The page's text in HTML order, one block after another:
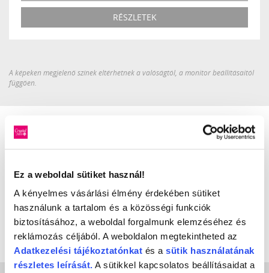
Ez a weboldal sütiket használ!
A kényelmes vásárlási élmény érdekében sütiket
használunk a tartalom és a közösségi funkciók
biztosításához, a weboldal forgalmunk elemzéséhez és
reklámozás céljából. A weboldalon megtekintheted az
Adatkezelési tájékoztatónkat és a sütik használatának
részletes leírását. A sütikkel kapcsolatos beállításaidat a
RÉSZLETEK
A képeken megjelenő színek eltérhetnek a valóságtól, a monitor beállításaitól
függően.
Nails
Crystal
SPA
P.Shine
Crystal
Fashion